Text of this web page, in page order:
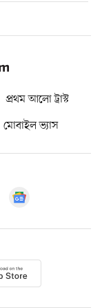
প্রথম আলো ট্রাস্ট
মোবাইল ভ্যাস